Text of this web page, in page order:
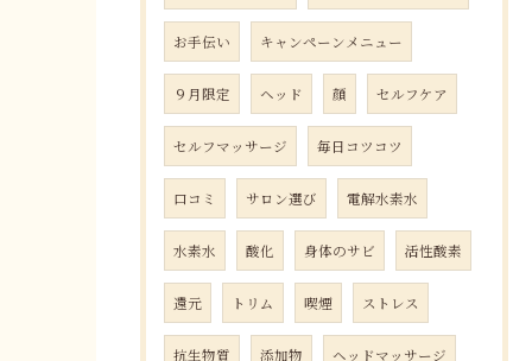
お手伝い キャンペーンメニュー
９月限定 ヘッド 顔 セルフケア
セルフマッサージ 毎日コツコツ
口コミ サロン選び 電解水素水
水素水 酸化 身体のサビ 活性酸素
還元 トリム 喫煙 ストレス
抗生物質 添加物 ヘッドマッサージ